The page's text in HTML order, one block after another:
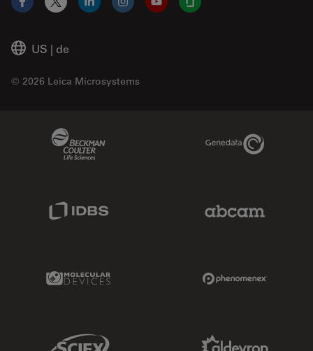
US | de
© 2026 Leica Microsystems
Facebook
X LinkedInInstagramYouTubeGlassdoor
Genedata Link
Molecular Devices Link
Sciex Link